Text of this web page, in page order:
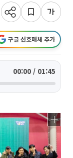
구글 선호매체 추가
00:00 / 01:45